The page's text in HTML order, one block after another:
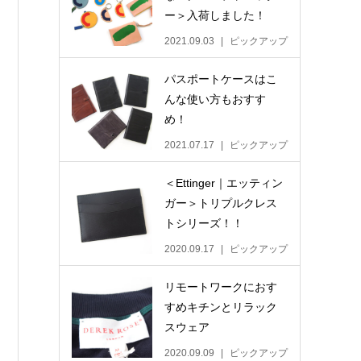
ー＞入荷しました！
2021.09.03 ピックアップ
パスポートケースはこ
んな使い方もおすす
め！
2021.07.17 ピックアップ
＜Ettinger｜エッティン
ガー＞トリプルクレス
トシリーズ！！
2020.09.17 ピックアップ
リモートワークにおす
すめキチンとリラック
スウェア
2020.09.09 ピックアップ